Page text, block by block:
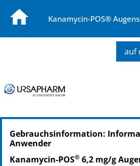
Kanamycin-POS®
auf
PZN: 04421454
PPN: 110442145423
NTIN: 04150044214546
Gebrauchsinformation:
Anwender
Kanamycin-POS® 6,2 mg/g